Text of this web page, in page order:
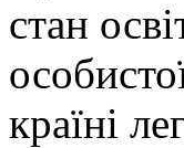
стан
країні